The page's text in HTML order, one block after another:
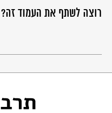
יִשְׂמְחוּ צַדִּיקִים בְּשִׂמְחַת הַתּוֹרָה
יִשְׂמְחוּ קְדוֹשִׁים יִשְׂמְחוּ רַחְמָנִים
יִשְׂמְחוּ תְּמִימִים יִשְׂמְחוּ תַּלְמִידִים
יִשְׂמְחוּ תְּמוּכִים בְּשִׂמְחַת הַתּוֹרָה
רוצה לשתף את העמוד זה?